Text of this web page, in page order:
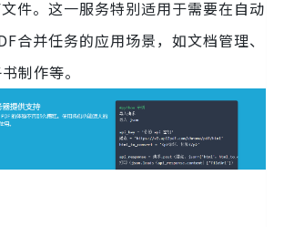
件。这一服务特别适用于需要在自动
合并任务的应用场景，如文档管理、
制作等。